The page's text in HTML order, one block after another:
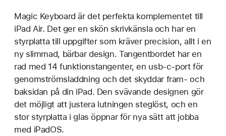
Magic Keyboard är det perfekta komplementet till
iPad Air. Det ger en skön skrivkänsla och har en
styrplatta till uppgifter som kräver precision, allt i en
ny slimmad, bärbar design. Tangentbordet har en
rad med 14 funktions­tangenter, en usb-c-port för
genomströmsladdning och det skyddar fram- och
baksidan på din iPad. Den svävande designen gör
det möjligt att justera lutningen steglöst, och en
stor styrplatta i glas öppnar för nya sätt att jobba
med iPadOS.